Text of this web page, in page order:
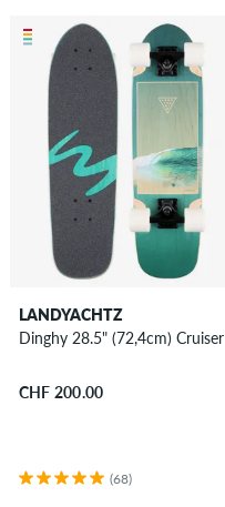
LANDYACHTZ
Dinghy 28.5" (72,4cm) Cruiser
CHF 200.00
(68)